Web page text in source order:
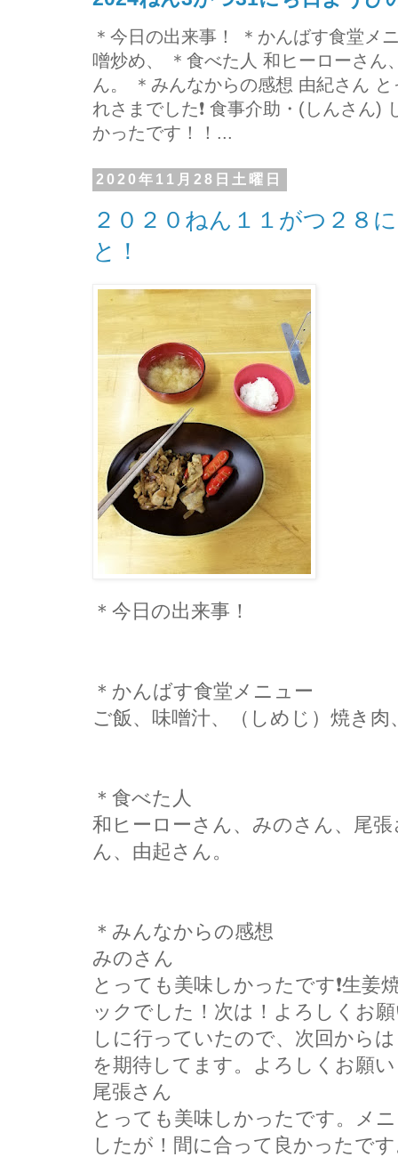
＊今日の出来事！ ＊かんばす食堂メ
噌炒め、 ＊食べた人 和ヒーローさん
ん。 ＊みんなからの感想 由紀さん
れさまでした❗ 食事介助・(しんさん)
かったです！！...
2020年11月28日土曜日
２０２０ねん１１がつ２８
と！
＊今日の出来事！
＊かんばす食堂メニュー
ご飯、味噌汁、（しめじ）焼き
＊食べた人
和ヒーローさん、みのさん、尾
ん、由起さん。
＊みんなからの感想
みのさん
とっても美味しかったです❗生
ックでした！次は！よろしくお
しに行っていたので、次回から
を期待してます。よろしくお願い
尾張さん
とっても美味しかったです。メ
したが！間に合って良かったで